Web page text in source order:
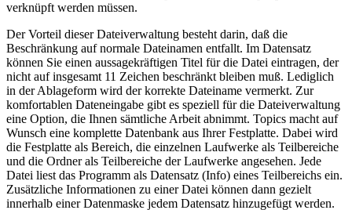
verknüpft werden müssen.
Der Vorteil dieser Dateiverwaltung besteht darin, daß die
Beschränkung auf normale Dateinamen entfallt. Im Datensatz
können Sie einen aussagekräftigen Titel für die Datei eintragen, der
nicht auf insgesamt 11 Zeichen beschränkt bleiben muß. Lediglich
in der Ablageform wird der korrekte Dateiname vermerkt. Zur
komfortablen Dateneingabe gibt es speziell für die Dateiverwaltung
eine Option, die Ihnen sämtliche Arbeit abnimmt. Topics macht auf
Wunsch eine komplette Datenbank aus Ihrer Festplatte. Dabei wird
die Festplatte als Bereich, die einzelnen Laufwerke als Teilbereiche
und die Ordner als Teilbereiche der Laufwerke angesehen. Jede
Datei liest das Programm als Datensatz (Info) eines Teilbereichs ein.
Zusätzliche Informationen zu einer Datei können dann gezielt
innerhalb einer Datenmaske jedem Datensatz hinzugefügt werden.